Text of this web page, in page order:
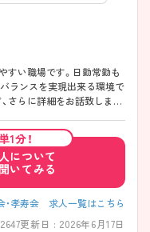
すい職場です。日勤常勤も
ランスを実現出来る環境で
さらに詳細をお話致します
1分！
について
いてみる
・孝寿会 求人一覧はこちら
更新日 : 2026年6月17日